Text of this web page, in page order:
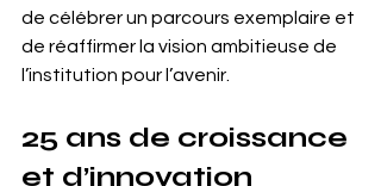
de célébrer un parcours exemplaire et
de réaffirmer la vision ambitieuse de
l’institution pour l’avenir.
25 ans de croissance
et d’innovation